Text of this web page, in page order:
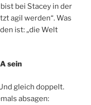
bei Stacey in der
agil werden“. Was
ist: „die Welt
sein
gleich doppelt.
absagen: